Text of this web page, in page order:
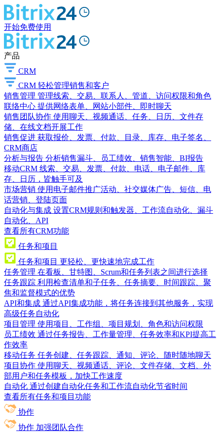
开始免费使用
产品
CRM
CRM 轻松管理销售和客户
销售管理 管理线索、交易、联系人、管道、访问权限和角色
联络中心 提供网络表单、网站小部件、即时聊天
销售团队协作 使用聊天、视频通话、任务、日历、文件存
储、在线文档开展工作
销售促进 获取报价、发票、付款、目录、库存、电子签名、
CRM商店
分析与报告 分析销售漏斗、员工绩效、销售智能、BI报告
移动CRM 线索、交易、发票、付款、电话、电子邮件、库
存、日历，皆触手可及
市场营销 使用电子邮件推广活动、社交媒体广告、短信、电
话营销、登陆页面
自动化与集成 设置CRM规则和触发器、工作流自动化、漏斗
自动化、API
查看所有CRM功能
任务和项目
任务和项目 更轻松、更快速地完成工作
任务管理 在看板、甘特图、Scrum和任务列表之间进行选择
任务跟踪 利用检查清单和子任务、任务摘要、时间跟踪、聚
焦和监督模式的优势
API和集成 通过API集成功能，将任务连接到其他服务，实现
高级任务自动化
项目管理 使用项目、工作组、项目规划、角色和访问权限
员工绩效 通过任务报告、工作量管理、任务效率和KPI提高工
作效率
移动任务 任务创建、任务跟踪、通知、评论、随时随地聊天
项目协作 使用聊天、视频通话、评论、文件存储、文档、外
部用户和任务模板，加快工作速度
自动化 通过创建自动化任务和工作流自动化节省时间
查看所有任务和项目功能
协作
协作 加强团队合作